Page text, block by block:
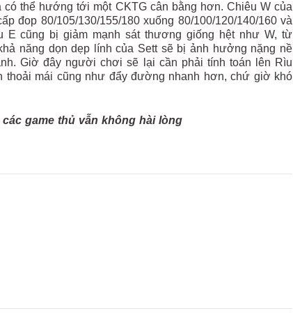
thể hướng tới một CKTG cân bằng hơn. Chiêu W của
đop 80/105/130/155/180 xuống 80/100/120/140/160 và
cũng bị giảm mạnh sát thương giống hệt như W, từ
năng dọn dẹp lính của Sett sẽ bị ảnh hưởng nặng nề
Giờ đây người chơi sẽ lại cần phải tính toán lên Rìu
thoải mái cũng như đẩy đường nhanh hơn, chứ giờ khó
game thủ vẫn không hài lòng